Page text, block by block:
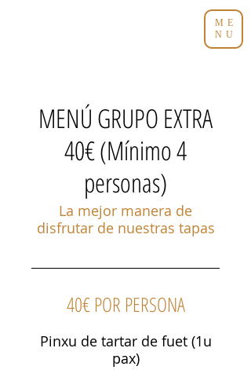
ME
NU
MENÚ GRUPO EXTRA
40€ (Mínimo 4
personas)
La mejor manera de
disfrutar de nuestras tapas
40€ POR PERSONA
Pinxu de tartar de fuet (1u
pax)